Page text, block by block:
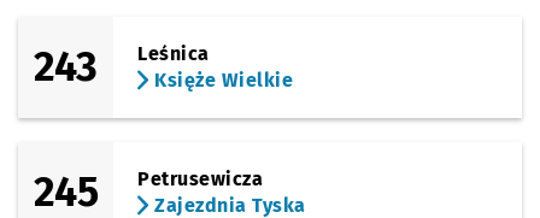
243
Leśnica
Księże Wielkie
245
Petrusewicza
Zajezdnia Tyska